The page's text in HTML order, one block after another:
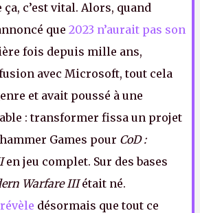
ça, c’est vital. Alors, quand
que 2023 n’aurait pas son
fois depuis mille ans,
avec Microsoft, tout cela
et avait poussé à une
: transformer fissa un projet
Games pour CoD :
en jeu complet. Sur des bases
Warfare IIIétait né.
désormais que tout ce